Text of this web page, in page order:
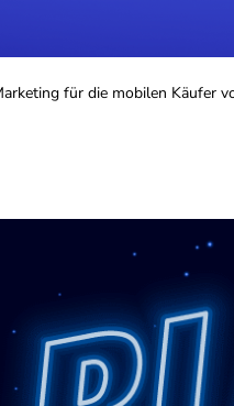
für die mobilen Käufer